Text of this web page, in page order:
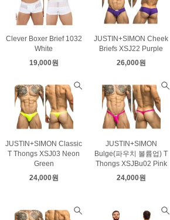
Clever Boxer Brief 1032
White
19,000원
JUSTIN+SIMON Cheek
Briefs XSJ22 Purple
26,000원
JUSTIN+SIMON Classic
T Thongs XSJ03 Neon
Green
24,000원
JUSTIN+SIMON
Bulge(파우치 볼륨업) T
Thongs XSJBu02 Pink
24,000원